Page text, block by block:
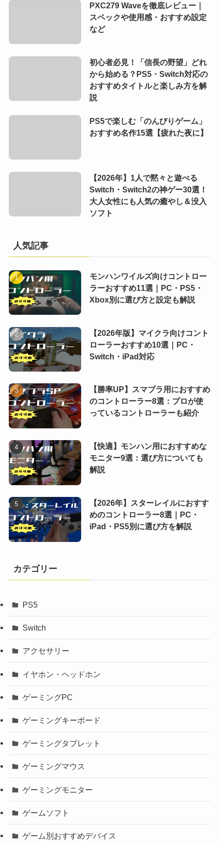
PXC279 Waveを徹底レビュー｜
スペックや使用感・おすすめ設定
など
初心者必見！「信長の野望」どれ
から始める？PS5・Switch対応の
おすすめタイトルと楽しみ方を解
説
PS5で楽しむ「のんびりゲーム」
おすすめ名作15選【疲れた夜に】
【2026年】1人で黙々と遊べる
Switch・Switch2の神ゲー30選！
大人女性にも人気の癒やし＆没入
ソフト
人気記事
モンハンワイルズ向けコントロー
ラーおすすめ11選｜PC・PS5・
Xbox別に選び方と設定も解説
【2026年版】マイクラ向けコント
ローラーおすすめ10選｜PC・
Switch・iPad対応
【勝率UP】スマブラ用におすすめ
のコントローラー8選：プロが使
っているコントローラーも紹介
【快適】モンハン用におすすめな
モニター9選：選び方についても
解説
【2026年】スターレイルにおすす
めのコントローラー8選｜PC・
iPad・PS5別に選び方を解説
カテゴリー
PS5
Switch
アクセサリー
イヤホン・ヘッドホン
ゲーミングPC
ゲーミングキーボード
ゲーミングタブレット
ゲーミングマウス
ゲーミングモニター
ゲームソフト
ゲーム別おすすめデバイス